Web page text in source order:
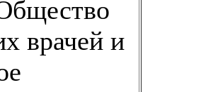
врачей и